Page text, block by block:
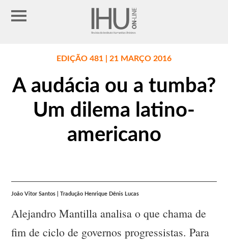
EDIÇÃO 481 | 21 MARÇO 2016
A audácia ou a tumba?
Um dilema latino-
americano
João Vitor Santos | Tradução Henrique Dênis Lucas
Alejandro Mantilla analisa o que chama de
fim de ciclo de governos progressistas. Para